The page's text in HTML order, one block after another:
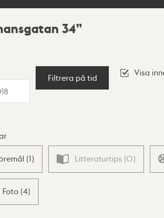
34
Filtrera på tid
Visa
(1) Litteraturtips (0)
Foto (4)